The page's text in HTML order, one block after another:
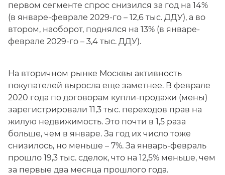
первом сегменте спрос снизился за год на 14%
(в январе-феврале 2029-го – 12,6 тыс. ДДУ), а во
втором, наоборот, поднялся на 13% (в январе-
феврале 2029-го – 3,4 тыс. ДДУ).
На вторичном рынке Москвы активность
покупателей выросла еще заметнее. В феврале
2020 года по договорам купли-продажи (мены)
зарегистрировали 11,3 тыс. переходов прав на
жилую недвижимость. Это почти в 1,5 раза
больше, чем в январе. За год их число тоже
снизилось, но меньше – 7%. За январь-февраль
прошло 19,3 тыс. сделок, что на 12,5% меньше, чем
за первые два месяца прошлого года.